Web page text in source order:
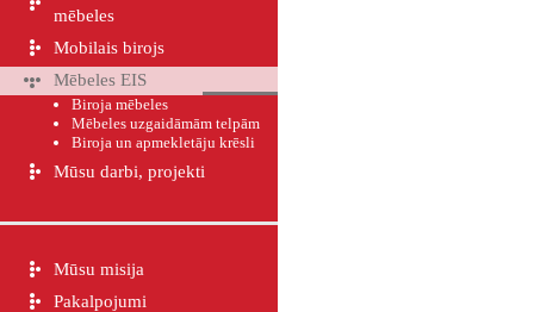
mēbeles
Mobilais birojs
Mēbeles EIS
Biroja mēbeles
Mēbeles uzgaidāmām telpām
Biroja un apmekletāju krēsli
Mūsu darbi, projekti
Mūsu misija
Pakalpojumi